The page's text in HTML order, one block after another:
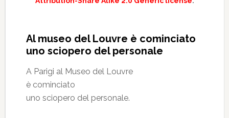
Al museo del Louvre è cominciato
uno sciopero del personale
A Parigi al Museo del Louvre
è cominciato
uno sciopero del personale.